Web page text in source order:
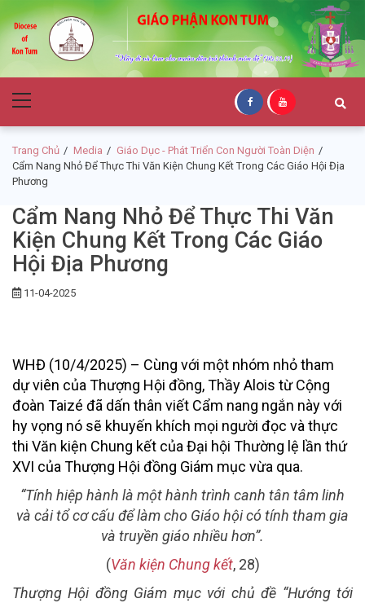
to
navigation
to
content
Giáo Phận Kon
Tum
Menu
Trang Chủ Media
Giáo Dục - Phát Triển Con Người Toàn Diện
Cẩm Nang Nhỏ Để Thực Thi Văn Kiện Chung Kết Trong Các Giáo Hội Địa
Phương
Cẩm Nang Nhỏ Để Thực Thi Văn
Kiện Chung Kết Trong Các Giáo
Hội Địa Phương
11-04-2025
WHĐ (10/4/2025) – Cùng với một nhóm nhỏ tham
dự viên của Thượng Hội đồng, Thầy Alois từ Cộng
đoàn Taizé đã dấn thân viết Cẩm nang ngắn này với
hy vọng nó sẽ khuyến khích mọi người đọc và thực
thi Văn kiện Chung kết của Đại hội Thường lệ lần thứ
XVI của Thượng Hội đồng Giám mục vừa qua.
“Tính hiệp hành là một hành trình canh tân tâm linh
và cải tổ cơ cấu để làm cho Giáo hội có tính tham gia
và truyền giáo nhiều hơn”.
(Văn kiện Chung kết, 28)
Thượng Hội đồng Giám mục với chủ đề “Hướng tới